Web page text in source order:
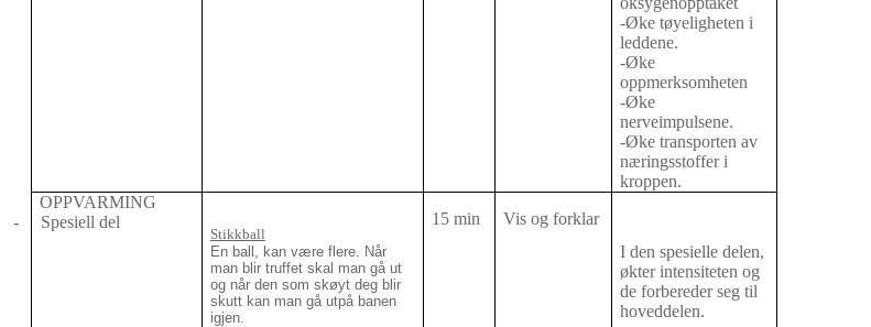
-Øke tøyeligheten i
leddene.
-Øke
oppmerksomheten
-Øke
nerveimpulsene.
-Øke transporten av
næringsstoffer i
kroppen.
OPPVARMING
-
Spesiell del
Stikkball
En ball, kan være flere. Når
man blir truffet skal man gå ut
og når den som skøyt deg blir
skutt kan man gå utpå banen
igjen.
15 min
Vis og forklar
I den spesielle delen,
økter intensiteten og
de forbereder seg til
hoveddelen.